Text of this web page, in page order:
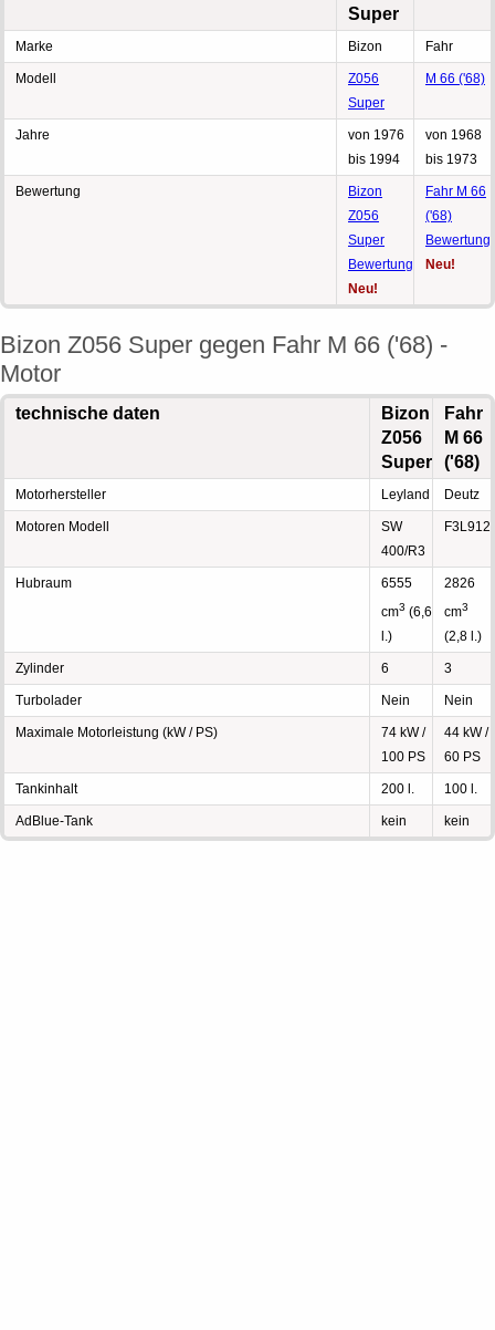
Super
Marke Bizon Fahr
Modell
Z056
Super
M 66 ('68)
Jahre
von 1976
bis 1994
von 1968
bis 1973
Bewertung
Bizon
Z056
Super
Bewertung
Neu!
Fahr M 66
('68)
Bewertung
Neu!
Bizon Z056 Super gegen Fahr M 66 ('68) -
Motor
technische daten
Bizon
Z056
Super
Fahr
M 66
('68)
Motorhersteller Leyland Deutz
Motoren Modell
SW
400/R3
F3L912
Hubraum
6555
cm3 (6,6
l.)
2826
cm3
(2,8 l.)
Zylinder 6 3
Turbolader Nein Nein
Maximale Motorleistung (kW / PS)
74 kW /
100 PS
44 kW /
60 PS
Tankinhalt 200 l. 100 l.
AdBlue-Tank kein kein